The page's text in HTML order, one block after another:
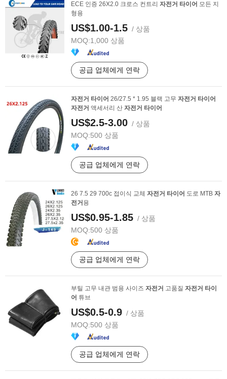
ECE 인증 26X2.0 크로스 컨트리 자전거 타이어 모든 지
형용
US$1.00-1.5 / 상품
MOQ:1,000 상품
공급 업체에게 연락
자전거 타이어 26/27.5 * 1.95 블랙 고무 자전거 타이어
자전거 액세서리 산 자전거 타이어
US$2.5-3.00 / 상품
MOQ:500 상품
공급 업체에게 연락
26 7.5 29 700c 접이식 교체 자전거 타이어 도로 MTB 자
전거 용
US$0.95-1.85 / 상품
MOQ:500 상품
공급 업체에게 연락
부틸 고무 내관 범용 사이즈 자전거 고품질 자전거 타이
어 튜브
US$0.5-0.9 / 상품
MOQ:500 상품
공급 업체에게 연락